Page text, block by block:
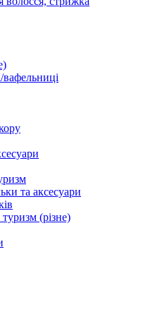
вафельниці
та аксесуари
(різне)